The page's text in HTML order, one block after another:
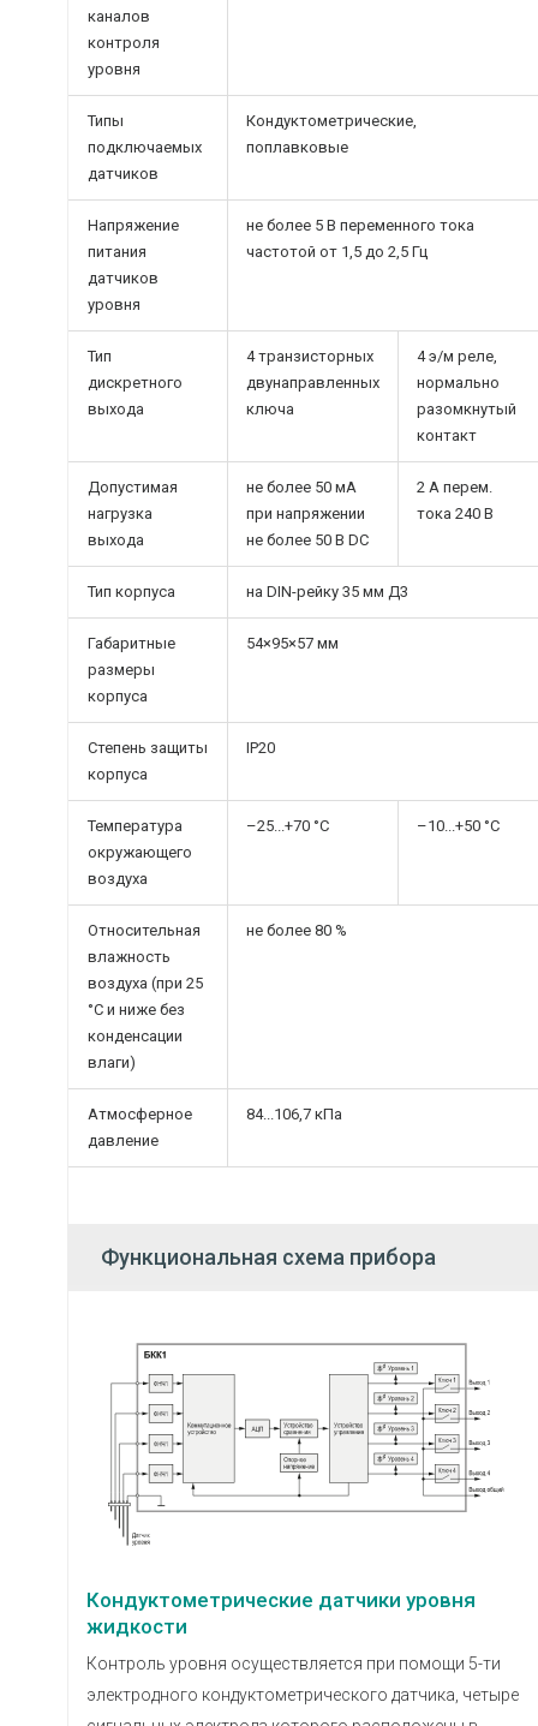
каналов
контроля
уровня
Типы
подключаемых
датчиков
Кондуктометрические,
поплавковые
Напряжение
питания
датчиков
уровня
не более 5 В переменного тока
частотой от 1,5 до 2,5 Гц
Тип
дискретного
выхода
4 транзисторных
двунаправленных
ключа
4 э/м реле,
нормально
разомкнутый
контакт
Допустимая
нагрузка
выхода
не более 50 мА
при напряжении
не более 50 В DC
2 А перем.
тока 240 В
Тип корпуса на DIN-рейку 35 мм Д3
Габаритные
размеры
корпуса
54×95×57 мм
Степень защиты
корпуса
IP20
Температура
окружающего
воздуха
–25...+70 °С –10...+50 °С
Относительная
влажность
воздуха (при 25
°С и ниже без
конденсации
влаги)
не более 80 %
Атмосферное
давление
84...106,7 кПа
Функциональная схема прибора
Кондуктометрические датчики уровня
жидкости
Контроль уровня осуществляется при помощи 5-ти
электродного кондуктометрического датчика, четыре